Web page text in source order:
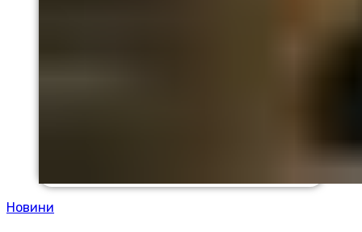
Новини